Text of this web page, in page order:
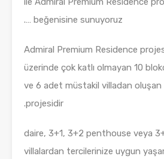
beğenisine sunuyoruz ….
Admiral Premium Residence
üzerinde çok katlı olmayan 10
ve 6 adet müstakil villadan oluşan
projesidir.
(1+1, 2+1 daire, 3+1, 3+2 penthouse veya
villalardan tercilerinize uygun